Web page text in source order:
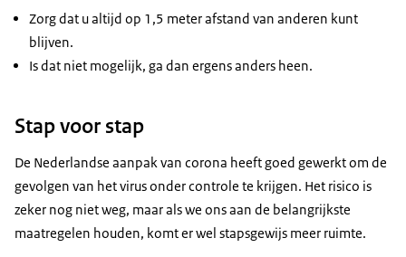
Zorg dat u altijd op 1,5 meter afstand van anderen kunt
blijven.
Is dat niet mogelijk, ga dan ergens anders heen.
Stap voor stap
De Nederlandse aanpak van corona heeft goed gewerkt om de
gevolgen van het virus onder controle te krijgen. Het risico is
zeker nog niet weg, maar als we ons aan de belangrijkste
maatregelen houden, komt er wel stapsgewijs meer ruimte.